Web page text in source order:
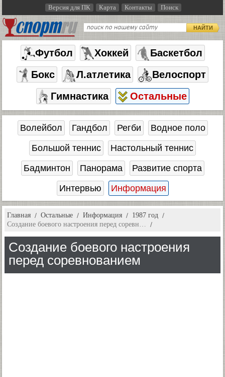
Версия для ПК Карта Контакты Поиск
НАЙТИ
Футбол Хоккей
Баскетбол
Бокс
Л.атлетика
Велоспорт
Гимнастика
Остальные
Волейбол Гандбол Регби
Водное поло
Большой теннис
Настольный теннис
Бадминтон
Панорама
Развитие спорта
Интервью
Информация
Главная Остальные Информация
1987 год
Создание боевого настроения перед соревн…
Создание боевого настроения
перед соревнованием